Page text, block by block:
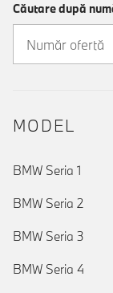
Căutare după
MODEL
BMW Seria 1
BMW Seria 2
BMW Seria 3
BMW Seria 4